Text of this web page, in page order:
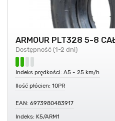
ARMOUR PLT328 5-8
Dostępność (1-2 dni)
Indeks prędkości: A5 - 25 km/h
Ilość płócien: 10PR
EAN: 6973980483917
Indeks: K5/ARM1